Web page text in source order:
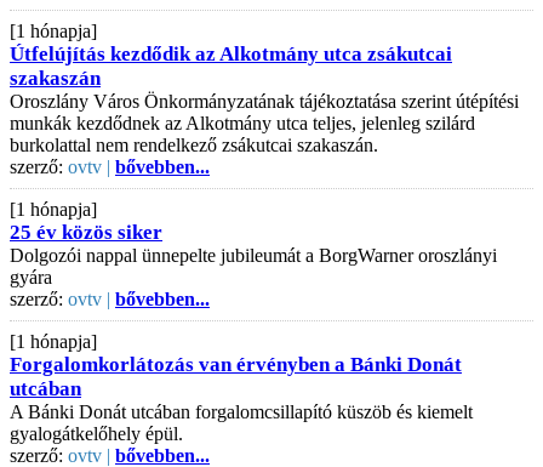
[1 hónapja]
Útfelújítás kezdődik az Alkotmány utca zsákutcai
szakaszán
Oroszlány Város Önkormányzatának tájékoztatása szerint útépítési
munkák kezdődnek az Alkotmány utca teljes, jelenleg szilárd
burkolattal nem rendelkező zsákutcai szakaszán.
szerző: ovtv | bővebben...
[1 hónapja]
25 év közös siker
Dolgozói nappal ünnepelte jubileumát a BorgWarner oroszlányi
gyára
szerző: ovtv | bővebben...
[1 hónapja]
Forgalomkorlátozás van érvényben a Bánki Donát
utcában
A Bánki Donát utcában forgalomcsillapító küszöb és kiemelt
gyalogátkelőhely épül.
szerző: ovtv | bővebben...